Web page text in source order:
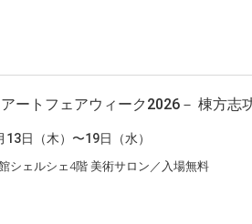
アートフェアウィーク2026－ 棟方志
13日（木）〜19日（水）
シェルシェ4階 美術サロン／入場無料